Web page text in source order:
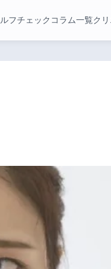
フチェック コラム一覧ク